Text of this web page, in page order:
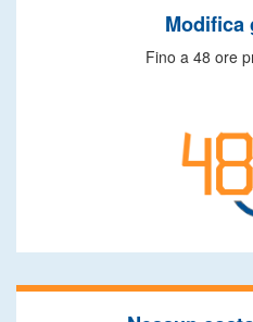
Modifica
Fino a 48 ore